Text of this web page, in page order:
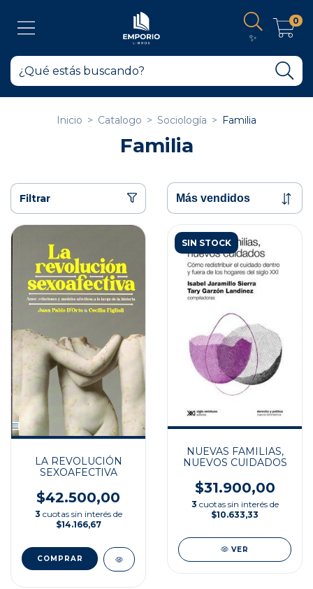
✨
0
Inicio > Catalogo > Sociología > Familia
Familia
Filtrar
LA REVOLUCIÓN
SEXOAFECTIVA
$42.500,00
3 cuotas sin interés de
$14.166,67
SIN STOCK
NUEVAS FAMILIAS,
NUEVOS CUIDADOS
$31.900,00
3 cuotas sin interés de
$10.633,33
VER